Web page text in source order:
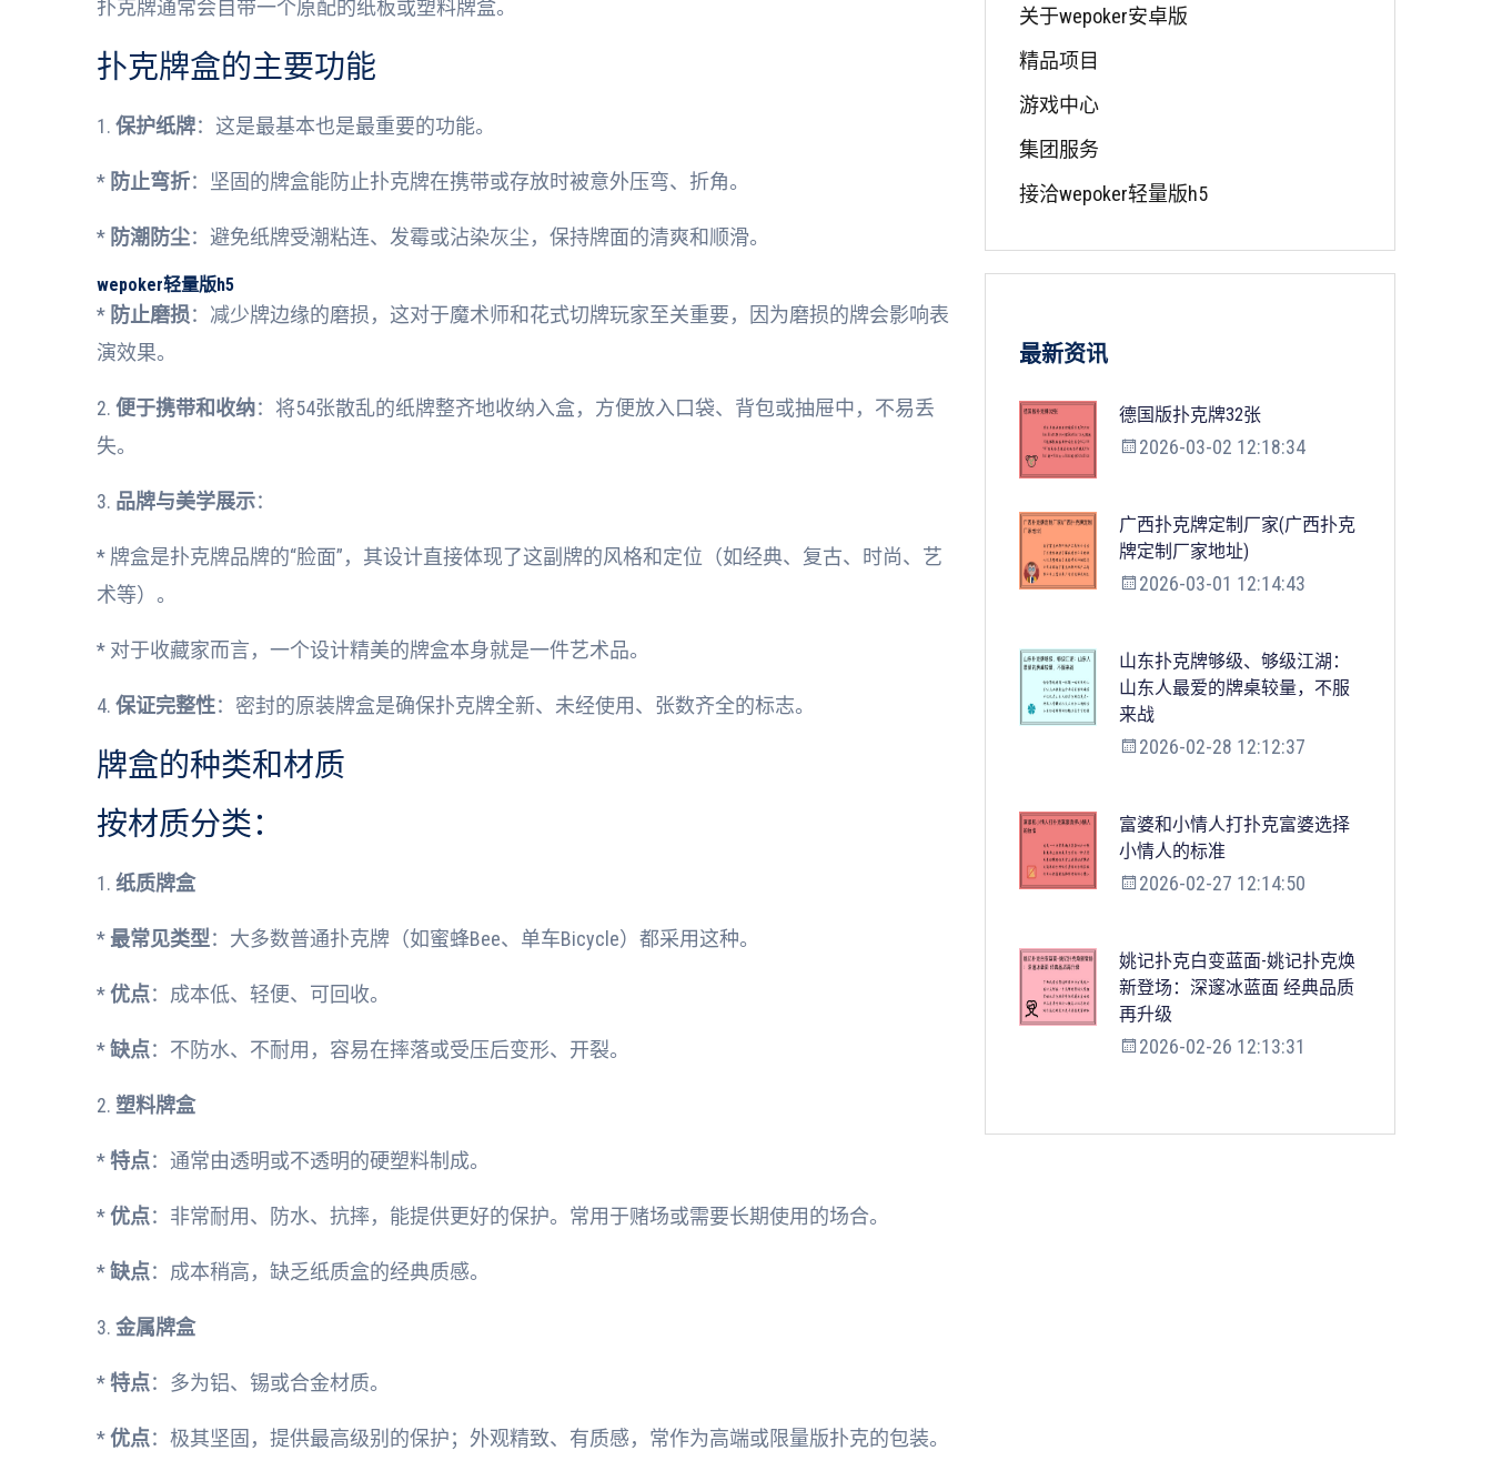
扑克牌通常会自带一个原配的纸板或塑料牌盒。
扑克牌盒的主要功能
1. 保护纸牌：这是最基本也是最重要的功能。
* 防止弯折：坚固的牌盒能防止扑克牌在携带或存放时被意外压弯、折角。
* 防潮防尘：避免纸牌受潮粘连、发霉或沾染灰尘，保持牌面的清爽和顺滑。
wepoker轻量版h5
* 防止磨损：减少牌边缘的磨损，这对于魔术师和花式切牌玩家至关重要，因为磨损的牌会影响表
演效果。
2. 便于携带和收纳：将54张散乱的纸牌整齐地收纳入盒，方便放入口袋、背包或抽屉中，不易丢
失。
3. 品牌与美学展示：
* 牌盒是扑克牌品牌的“脸面”，其设计直接体现了这副牌的风格和定位（如经典、复古、时尚、艺
术等）。
* 对于收藏家而言，一个设计精美的牌盒本身就是一件艺术品。
4. 保证完整性：密封的原装牌盒是确保扑克牌全新、未经使用、张数齐全的标志。
牌盒的种类和材质
按材质分类：
1. 纸质牌盒
* 最常见类型：大多数普通扑克牌（如蜜蜂Bee、单车Bicycle）都采用这种。
*优点：成本低、轻便、可回收。
*缺点：不防水、不耐用，容易在摔落或受压后变形、开裂。
2. 塑料牌盒
*特点：通常由透明或不透明的硬塑料制成。
*优点：非常耐用、防水、抗摔，能提供更好的保护。常用于赌场或需要长期使用的场合。
*缺点：成本稍高，缺乏纸质盒的经典质感。
3. 金属牌盒
*特点：多为铝、锡或合金材质。
*优点：极其坚固，提供最高级别的保护；外观精致、有质感，常作为高端或限量版扑克的包装。
关于wepoker安卓版
精品项目
游戏中心
集团服务
接洽wepoker轻量版h5
最新资讯
德国版扑克牌32张
2026-03-02 12:18:34
广西扑克牌定制厂家(广西扑克
牌定制厂家地址)
2026-03-01 12:14:43
山东扑克牌够级、够级江湖：
山东人最爱的牌桌较量，不服
来战
2026-02-28 12:12:37
富婆和小情人打扑克富婆选择
小情人的标准
2026-02-27 12:14:50
姚记扑克白变蓝面-姚记扑克焕
新登场：深邃冰蓝面 经典品质
再升级
2026-02-26 12:13:31